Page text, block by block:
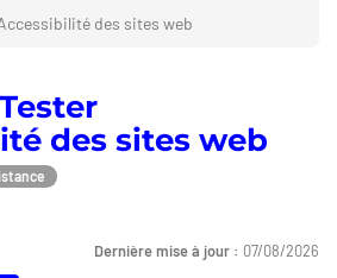
des sites web
des sites web
Dernière mise à jour : 07/08/2026